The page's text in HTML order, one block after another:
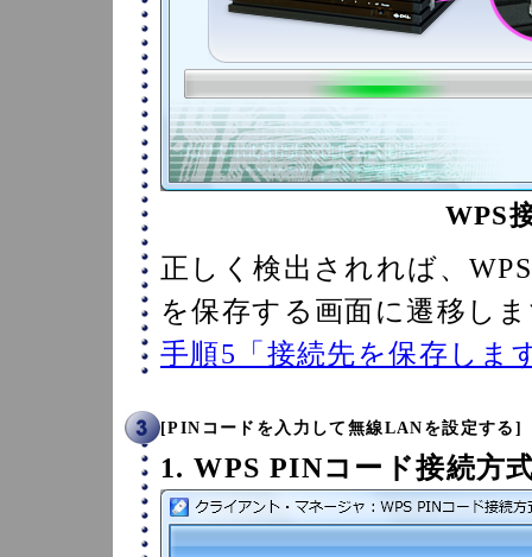
WPS
正しく検出されれば、
を保存する画面に遷移し
手順5「接続先を保存しま
[PINコードを入力して無線LANを設定する]
1. WPS PINコード接続方